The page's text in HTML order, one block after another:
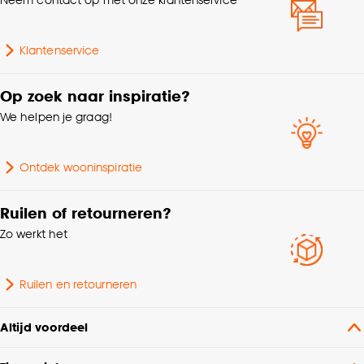
Goed om te weten is dat je deze keuze altijd nog
cookieverklaring
Klantenservice
Op zoek naar inspiratie?
We helpen je graag!
Ontdek wooninspiratie
Ruilen of retourneren?
Zo werkt het
Ruilen en retourneren
Altijd voordeel